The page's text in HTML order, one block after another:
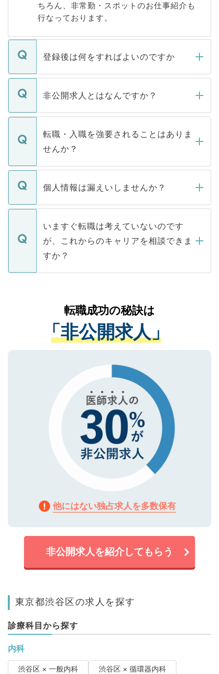
ちろん、非常勤・スポットのお仕事紹介も
行なっております。
登録後は何をすればよいのですか
ご登録いただきましたら、弊社担当者がご
登録内容を確認し、その後メールもしくは
ます。通常、5営業日以内にはご連絡をせて
いただきますので、しばらくお待ちくださ
非公開求人とはなんですか？
マイナビDOCTORで取り扱っている求人の
うち約3割は、Webサイトからご覧いただ
けない「非公開求人」です。非公開求人は
下記の理由によって、一般には公開してい
ません。
■応募殺到を避けるため 人気のある医療機
関を公にしてしまうと、応募が殺到する場
に、医療機関が求める条件に合った人材の
みを人材紹介会社に依頼するケースが増え
ています。
転職・入職を強要されることはありま
せんか？
転職・入職を強要することは一切ありませ
ん。また、仮に応募先から内定をいただい
定を承諾する必要はありません。内定先へ
の辞退の連絡はキャリアパートナーが行い
個人情報は漏えいしませんか？
個人情報が漏えいすることはありませんの
で、ご安心ください。当サイトからの登録
などで収集したご登録者様の個人情報は、
ご本人のキャリアアップおよび転職活動の
支援を目的に使用いたします。お預かりし
ているすべての個人データはご本人の許可
は、個人情報の取り扱いについての厳密な
管理基準を満たした事業者のみに付与され
る、プライバシーマークを取得済みです。
で、機密保持に関してもご安心ください。
いますぐ転職は考えていないのです
が、これからのキャリアを相談できま
すか？
かがいして、現在の医療機関の状況や紹介
経験をまじえながら、適切なアドバイスを
させていただきます。すぐにご転職をされ
ない方には、長期的なサポートが可能です
ので、まずはご登録ください。
転職成功の秘訣は
「非公開求人」
他にはない独占求人を多数保有
非公開求人を紹介してもらう
東京都渋谷区の求人を探す
診療科目から探す
内科
渋谷区 × 一般内科 渋谷区 × 循環器内科